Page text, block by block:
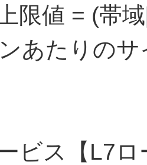
限値 = (帯
あたりの
ビス【L7